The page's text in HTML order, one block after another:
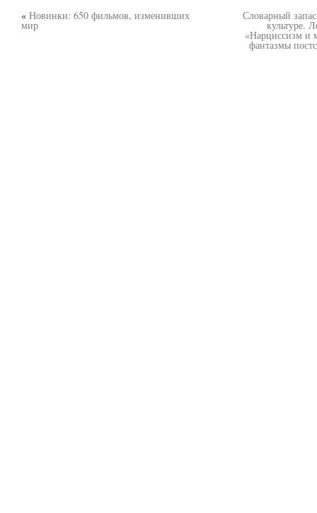
« Новинки: 650 фильмов, изменивших
мир
Словарный
культуре.
«Нарциссизм и
фантазмы